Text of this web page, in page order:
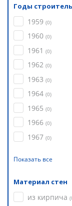
Годы
1959 (0)
1960 (0)
1961 (0)
1962 (0)
1963 (0)
1964 (0)
1965 (0)
1966 (0)
1967 (0)
Показать все
Материал стен
из кирпича (